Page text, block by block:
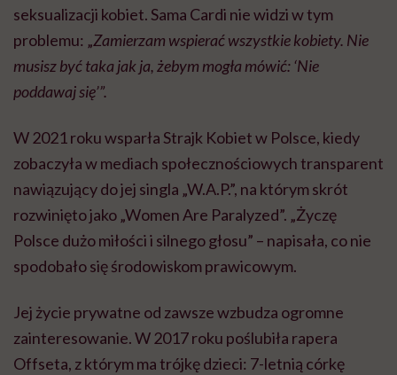
seksualizacji kobiet. Sama Cardi nie widzi w tym
problemu: „Zamierzam wspierać wszystkie kobiety. Nie
musisz być taka jak ja, żebym mogła mówić: ‘Nie
poddawaj się’”.
W 2021 roku wsparła Strajk Kobiet w Polsce, kiedy
zobaczyła w mediach społecznościowych transparent
nawiązujący do jej singla „W.A.P.”, na którym skrót
rozwinięto jako „Women Are Paralyzed”. „Życzę
Polsce dużo miłości i silnego głosu” – napisała, co nie
spodobało się środowiskom prawicowym.
Jej życie prywatne od zawsze wzbudza ogromne
zainteresowanie. W 2017 roku poślubiła rapera
Offseta, z którym ma trójkę dzieci: 7-letnią córkę